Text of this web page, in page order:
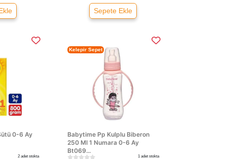
Sepete Ekle
0-6 Ay
2 adet stokta
Babytime Pp Kulplu Biberon
250 Ml 1 Numara 0-6 Ay
Bt069...
Kelepir Sepet
1 adet stokta